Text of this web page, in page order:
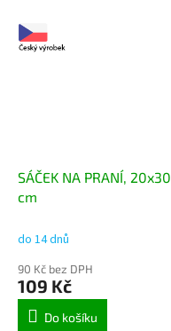
SÁČEK NA PRANÍ, 20x30
cm
do 14 dnů
90 Kč bez DPH
109 Kč
Do košíku